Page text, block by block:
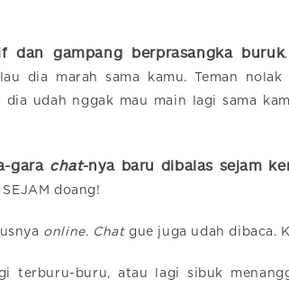
dan gampang berprasangka buruk
dia marah sama kamu. Teman
dia udah nggak mau main lagi sama
gara chat-nya baru dibalas sejam
doang!
online. Chatgue juga udah dibaca.
terburu-buru, atau lagi sibuk